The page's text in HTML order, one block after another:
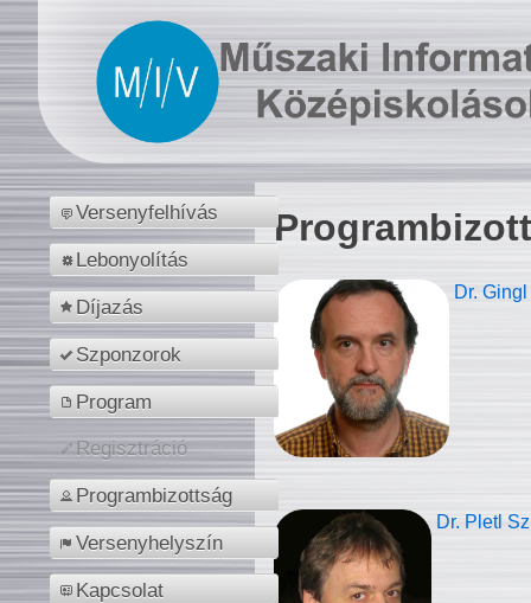
Versenyfelhívás
Lebonyolítás
Díjazás
Szponzorok
Program
Regisztráció
Programbizottság
Versenyhelyszín
Kapcsolat
Dr.
Dr. Pletl